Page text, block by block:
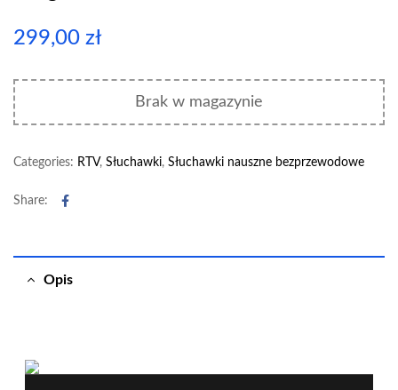
299,00 zł
Brak w magazynie
Categories: RTV, Słuchawki, Słuchawki nauszne bezprzewodowe
Share: Facebook
Opis